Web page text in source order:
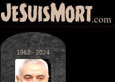
JeSuisMort.com
1962 - 2024